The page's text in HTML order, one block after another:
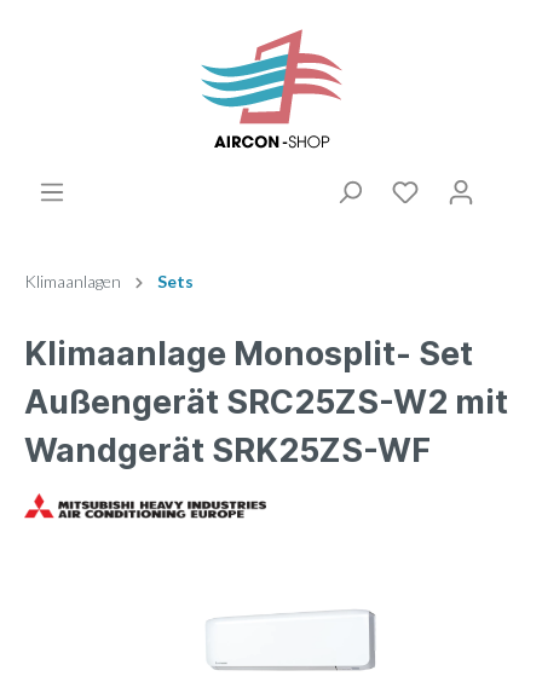
Klimaanlagen Sets
Klimaanlage Monosplit- Set
Außengerät SRC25ZS-W2 mit
Wandgerät SRK25ZS-WF